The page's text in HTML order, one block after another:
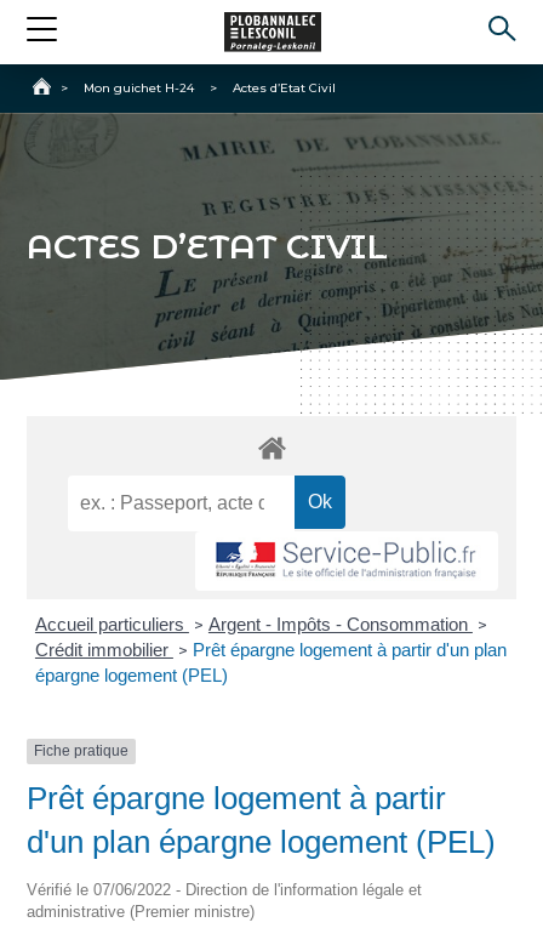
Accueil
> Mon guichet H-24 > Actes d’Etat Civil
ACTES D’ETAT CIVIL
Accueil particuliers > Argent - Impôts - Consommation >
Crédit immobilier > Prêt épargne logement à partir d'un plan
épargne logement (PEL)
Fiche pratique
Prêt épargne logement à partir
d'un plan épargne logement (PEL)
Vérifié le 07/06/2022 - Direction de l'information légale et
administrative (Premier ministre)